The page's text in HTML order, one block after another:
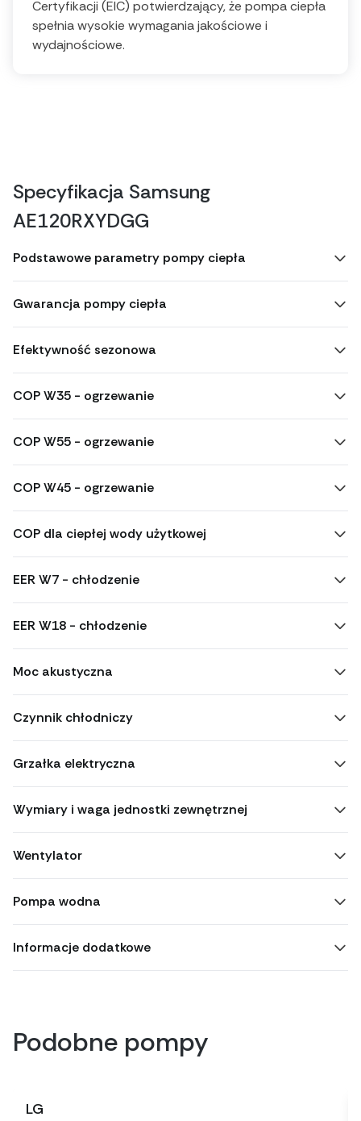
Certyfikacji (EIC) potwierdzający, że pompa ciepła
spełnia wysokie wymagania jakościowe i
wydajnościowe.
Specyfikacja Samsung
AE120RXYDGG
Podstawowe parametry pompy ciepła
Gwarancja pompy ciepła
Efektywność sezonowa
COP W35 - ogrzewanie
COP W55 - ogrzewanie
COP W45 - ogrzewanie
COP dla ciepłej wody użytkowej
EER W7 - chłodzenie
EER W18 - chłodzenie
Moc akustyczna
Czynnik chłodniczy
Grzałka elektryczna
Wymiary i waga jednostki zewnętrznej
Wentylator
Pompa wodna
Informacje dodatkowe
Podobne pompy
LG